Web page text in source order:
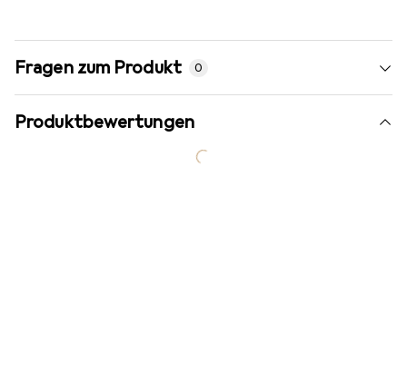
Fragen zum Produkt 0
Produktbewertungen